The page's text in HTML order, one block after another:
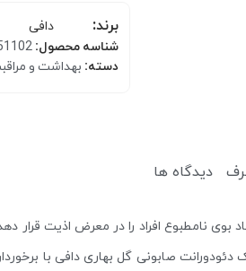
برند:
دافی
شناسه محصول:
دسته: بهداشت و
دیدگاه ها
بوی نامطبوع افراد را در معرض اذیت